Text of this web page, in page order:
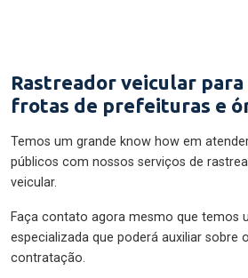
Rastreador veicular
frotas de prefeituras e
Temos um grande know how em
públicos com nossos serviços de
veicular.
Faça contato agora mesmo que temos
especializada que poderá auxiliar sobre
contratação.